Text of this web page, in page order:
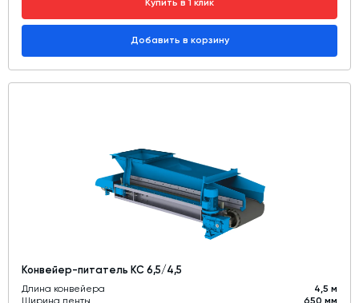
Купить в 1 клик
Добавить в корзину
Конвейер-питатель КС 6,5/4,5
Длина конвейера
4,5 м
Ширина ленты
650 мм